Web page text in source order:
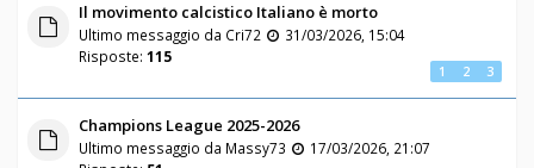
Il movimento calcistico Italiano è morto
Ultimo messaggio da Cri72
31/03/2026, 15:04
Risposte: 115
1 2 3
Champions League 2025-2026
Ultimo messaggio da Massy73
17/03/2026, 21:07